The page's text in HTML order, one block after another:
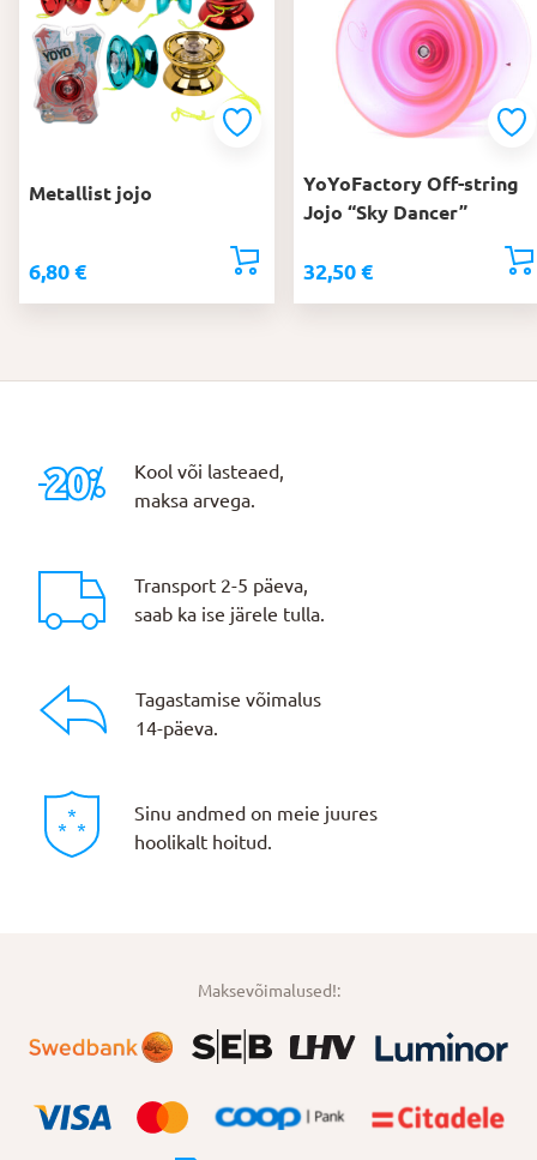
Metallist jojo
6,80 €
YoYoFactory Off-string
Jojo “Sky Dancer”
32,50 €
Kool või lasteaed,
maksa arvega.
Transport 2-5 päeva,
saab ka ise järele tulla.
Tagastamise võimalus
14-päeva.
Sinu andmed on meie juures
hoolikalt hoitud.
Maksevõimalused!: